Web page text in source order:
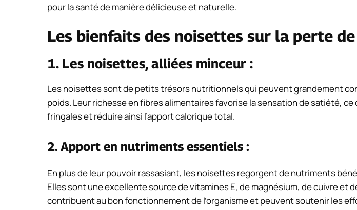
pour la santé de manière délicieuse et naturelle.
Les bienfaits des noisettes sur la perte
1. Les noisettes, alliées minceur :
Les noisettes sont de petits trésors nutritionnels qui peuvent grandement
poids. Leur richesse en fibres alimentaires favorise la sensation de satiété,
fringales et réduire ainsi l’apport calorique total.
2. Apport en nutriments essentiels :
En plus de leur pouvoir rassasiant, les noisettes regorgent de nutriments
Elles sont une excellente source de vitamines E, de magnésium, de cuivre et
contribuent au bon fonctionnement de l’organisme et peuvent soutenir les